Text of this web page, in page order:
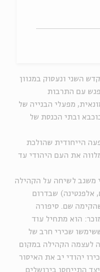
השני ונעסוק במגוון
עם התרבות
מפעלי הבנייה של
ובתי הכנסת של
הייחודית שהולכת
את העם היהודי עד
משגב לשיחה על הקהילה
אלפנטינה) שבדרום
שם. סיפורה
הוא מתחיל עוד
שכירי חרב של
לעצמה הקהילה במקום
יהודי יב את האיסור
התייחסו בירושלים